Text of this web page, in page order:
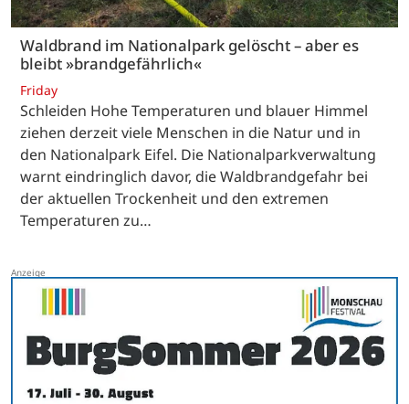
Waldbrand im Nationalpark gelöscht – aber es
bleibt »brandgefährlich«
Friday
Schleiden Hohe Temperaturen und blauer Himmel
ziehen derzeit viele Menschen in die Natur und in
den Nationalpark Eifel. Die Nationalparkverwaltung
warnt eindringlich davor, die Waldbrandgefahr bei
der aktuellen Trockenheit und den extremen
Temperaturen zu…